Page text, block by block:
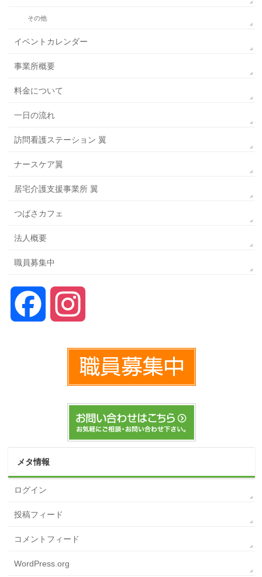
その他
イベントカレンダー
事業所概要
料金について
一日の流れ
訪問看護ステーション 翼
ナースケア翼
居宅介護支援事業所 翼
つばさカフェ
法人概要
職員募集中
Facebook
メタ情報
ログイン
投稿フィード
コメントフィード
WordPress.org